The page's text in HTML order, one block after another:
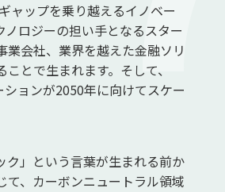
ャップを乗り越えるイノベー
ロジーの担い手となるスター
会社、業界を越えた金融ソリ
とで生まれます。そして、
ョンが2050年に向けてスケー
ク」という言葉が生まれる前か
、カーボンニュートラル領域